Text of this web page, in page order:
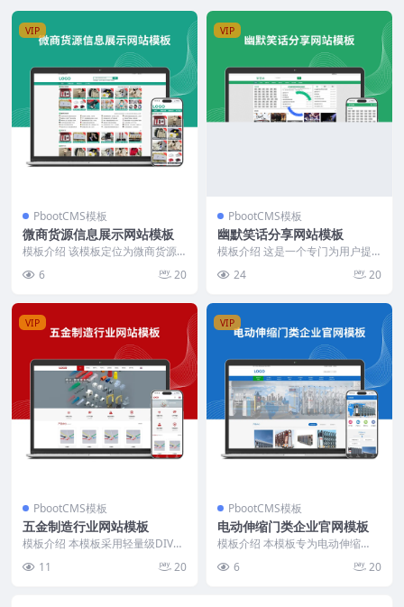
VIP
PbootCMS模板
微商货源信息展示网站模板
模板介绍 该模板定位为微商货源
布局，首页集中呈现货...
6 20
VIP
PbootCMS模板
幽默笑话分享网站模板
模板介绍 这是一个专门为用户提
洁，分类明确，包含冷笑...
24 20
VIP
PbootCMS模板
五金制造行业网站模板
模板介绍 本模板采用轻量级DIV+C
企业设计。整...
11 20
VIP
PbootCMS模板
电动伸缩门类企业官网模板
模板介绍 本模板专为电动伸缩
计，结构清晰，内容布局...
6 20